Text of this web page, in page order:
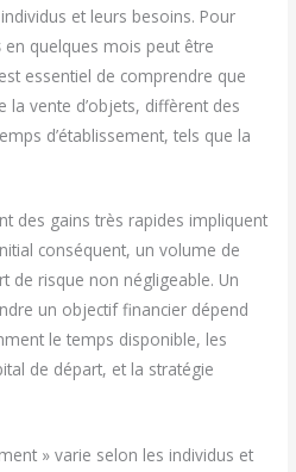
et leurs besoins. Pour
en quelques mois peut être
essentiel de comprendre que
vente d’objets, diffèrent des
d’établissement, tels que la
des gains très rapides impliquent
conséquent, un volume de
de risque non négligeable. Un
un objectif financier dépend
le temps disponible, les
de départ, et la stratégie
» varie selon les individus et